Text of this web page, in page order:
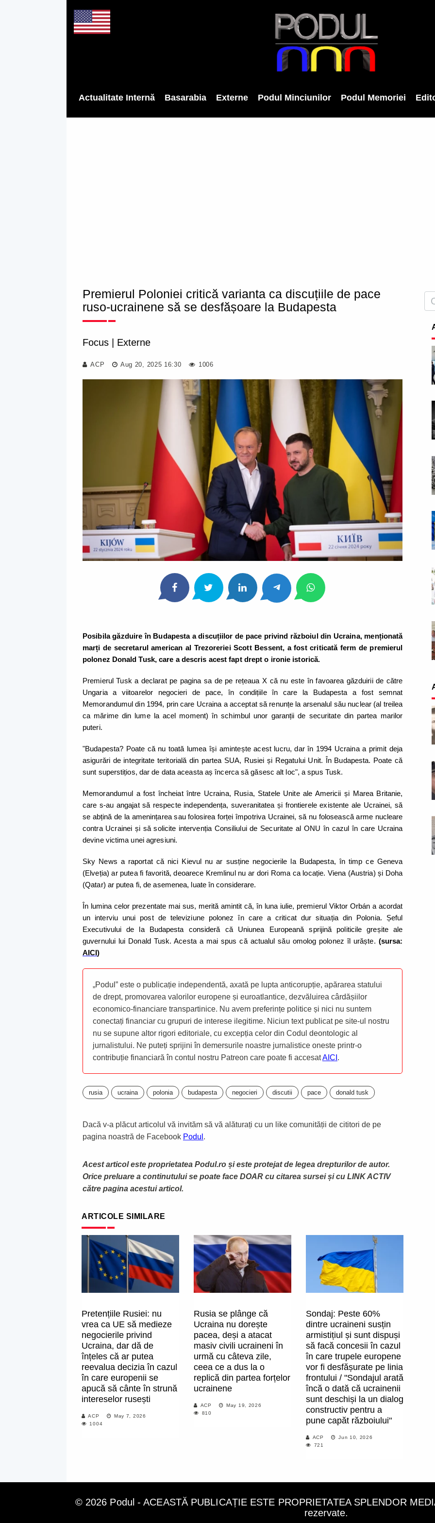
Actualitate Internă Basarabia Externe Podul Minciunilor Podul Memoriei
Premierul Poloniei critică varianta ca discuțiile de pace
ruso-ucrainene să se desfășoare la Budapesta
Focus Externe
ACP Aug 20, 2025 16:30 1006
Posibila găzduire în Budapesta a discuțiilor de pace privind războiul din Ucraina, menționată
marți de secretarul american al Trezoreriei Scott Bessent, a fost criticată ferm de premierul
polonez Donald Tusk, care a descris acest fapt drept o ironie istorică.
Premierul Tusk a declarat pe pagina sa de pe rețeaua X că nu este în favoarea găzduirii de către
Ungaria a viitoarelor negocieri de pace, în condițiile în care la Budapesta a fost semnat
Memorandumul din 1994, prin care Ucraina a acceptat să renunțe la arsenalul său nuclear (al treilea
ca mărime din lume la acel moment) în schimbul unor garanții de securitate din partea marilor
puteri.
"Budapesta? Poate că nu toată lumea își amintește acest lucru, dar în 1994 Ucraina a primit deja
asigurări de integritate teritorială din partea SUA, Rusiei și Regatului Unit. În Budapesta. Poate că
sunt superstițios, dar de data aceasta aș încerca să găsesc alt loc", a spus Tusk.
Memorandumul a fost încheiat între Ucraina, Rusia, Statele Unite ale Americii și Marea Britanie,
care s-au angajat să respecte independența, suveranitatea și frontierele existente ale Ucrainei, să
se abțină de la amenințarea sau folosirea forței împotriva Ucrainei, să nu folosească arme nucleare
contra Ucrainei și să solicite intervenția Consiliului de Securitate al ONU în cazul în care Ucraina
devine victima unei agresiuni.
Sky News a raportat că nici Kievul nu ar susține negocierile la Budapesta, în timp ce Geneva
(Elveția) ar putea fi favorită, deoarece Kremlinul nu ar dori Roma ca locație. Viena (Austria) și Doha
(Qatar) ar putea fi, de asemenea, luate în considerare.
În lumina celor prezentate mai sus, merită amintit că, în luna iulie, premierul Viktor Orbán a acordat
un interviu unui post de televiziune polonez în care a criticat dur situația din Polonia. Șeful
Executivului de la Budapesta consideră că Uniunea Europeană sprijină politicile greșite ale
guvernului lui Donald Tusk. Acesta a mai spus că actualul său omolog polonez îl urăște. (sursa:
AICI)
„Podul” este o publicație independentă, axată pe lupta anticorupție, apărarea statului
de drept, promovarea valorilor europene și euroatlantice, dezvăluirea cârdășiilor
economico-financiare transpartinice. Nu avem preferințe politice și nici nu suntem
conectați financiar cu grupuri de interese ilegitime. Niciun text publicat pe site-ul nostru
nu se supune altor rigori editoriale, cu excepția celor din Codul deontologic al
jurnalistului. Ne puteți sprijini în demersurile noastre jurnalistice oneste printr-o
contribuție financiară în contul nostru Patreon care poate fi accesatAICI .
rusia ucraina polonia budapesta negocieri discutii pace donald tusk
Dacă v-a plăcut articolul vă invităm să vă alăturați cu un like comunității de cititori de pe
pagina noastră de Facebook Podul .
Acest articol este proprietatea Podul.ro și este protejat de legea drepturilor de autor.
Orice preluare a continutului se poate face DOAR cu citarea sursei și cu LINK ACTIV
către pagina acestui articol.
ARTICOLE SIMILARE
Pretențiile Rusiei: nu
vrea ca UE să medieze
negocierile privind
Ucraina, dar dă de
înțeles că ar putea
reevalua decizia în cazul
în care europenii se
apucă să cânte în strună
intereselor rusești
ACP
May 7, 2026
1004
Rusia se plânge că
Ucraina nu dorește
pacea, deși a atacat
masiv civili ucraineni în
urmă cu câteva zile,
ceea ce a dus la o
replică din partea forțelor
ucrainene
ACP
May 19, 2026
810
Sondaj: Peste 60%
dintre ucraineni susțin
armistițiul și sunt dispuși
să facă concesii în cazul
în care trupele europene
vor fi desfășurate pe linia
frontului / "Sondajul arată
încă o dată că ucrainenii
sunt deschiși la un dialog
constructiv pentru a
pune capăt războiului"
ACP
Jun 10, 2026
721
© 2026 Podul - ACEASTĂ PUBLICAȚIE ESTE PROPRIETATEA SPLENDOR
rezervate.